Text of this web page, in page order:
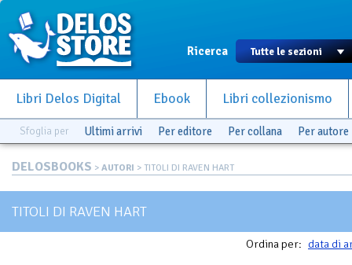
Ricerca
Libri Delos Digital Ebook Libri collezionismo
Sfoglia per Ultimi arrivi Per editore Per collana Per autore
DELOSBOOKS > AUTORI > TITOLI DI RAVEN HART
TITOLI DI RAVEN HART
Ordina per: data di